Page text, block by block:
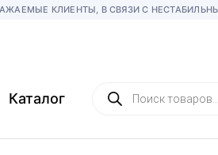
КЛИЕНТЫ, В СВЯЗИ С
Каталог
Поиск
товаров